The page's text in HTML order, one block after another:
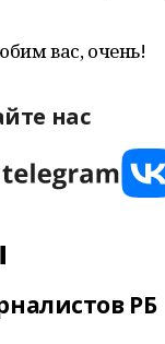
вас, очень!
нас
РБ